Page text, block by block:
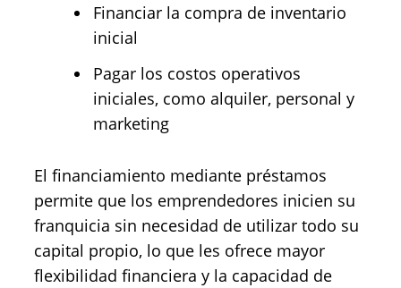
Financiar la compra de inventario
inicial
Pagar los costos operativos
iniciales, como alquiler, personal y
marketing
El financiamiento mediante préstamos
permite que los emprendedores inicien su
franquicia sin necesidad de utilizar todo su
capital propio, lo que les ofrece mayor
flexibilidad financiera y la capacidad de